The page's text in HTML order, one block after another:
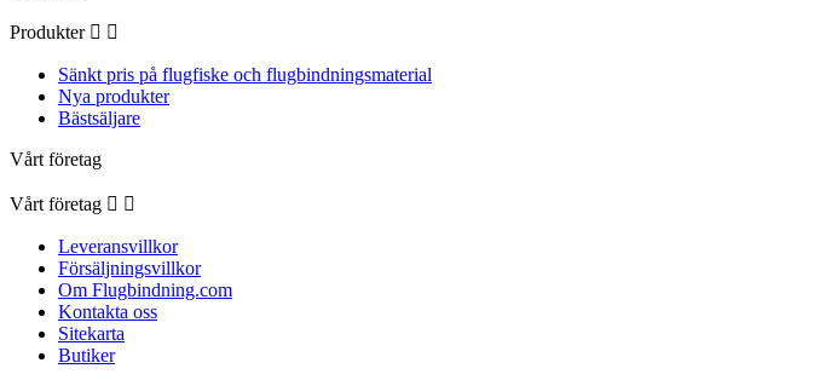
Produkter  
Sänkt pris på flugfiske och flugbindningsmaterial
Nya produkter
Bästsäljare
Vårt företag
Vårt företag  
Leveransvillkor
Försäljningsvillkor
Om Flugbindning.com
Kontakta oss
Sitekarta
Butiker